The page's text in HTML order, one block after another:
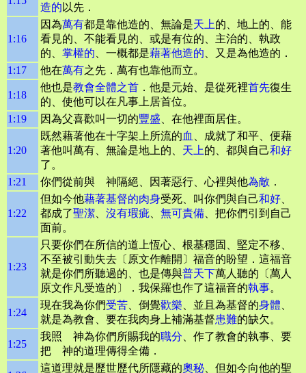
造的 以先．
1:16
因為萬有都是靠他造的、無論是天上的、地上的、能
看見的、不能看見的、或是有位的、主治的、執政
的、 掌權的 、一概都是藉著他造的 、又是為他造的．
1:17
他在萬有之先．萬有也靠他而立。
1:18
他也是教會全體之首 ．他是元始、是從死裡首先復生
的、使他可以在凡事上居首位。
1:19
因為父喜歡叫一切的豐盛 、在他裡面居住。
1:20
既然藉著他在十字架上所流的血
、成就了和平、便藉
著他叫萬有、無論是地上的、 天上的、都與自己和好
了。
1:21
你們從前與 神隔絕、因著惡行、心裡與他為敵 ．
1:22
但如今他藉著基督的肉身受死、叫你們與自己和好
都成了聖潔 沒有瑕疵 無可責備 、把你們引到自己
面前。
1:23
只要你們在所信的道上恆心、根基穩固、堅定不移、
不至被引動失去〔原文作離開〕福音的盼望．這福音
就是你們所聽過的、也是傳與普天下萬人聽的〔萬人
原文作凡受造的〕．我保羅也作了這福音的執事。
1:24
現在我為你們受苦 、倒覺歡樂 、並且為基督的身體
就是為教會、要在我肉身上補滿基督患難的缺欠。
1:25
我照 神為你們所賜我的職分 、作了教會的執事、要
把 神的道理傳得全備．
這道理就是歷世歷代所隱藏的奧秘 、但如今向他的聖